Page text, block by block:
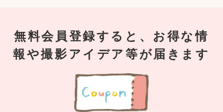
無料会員登録すると、お得な情
報や撮影アイデア等が届きます